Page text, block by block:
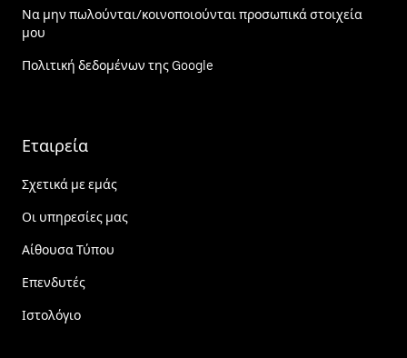
Να μην πωλούνται/κοινοποιούνται προσωπικά στοιχεία
μου
Πολιτική δεδομένων της Google
Εταιρεία
Σχετικά με εμάς
Οι υπηρεσίες μας
Αίθουσα Τύπου
Επενδυτές
Ιστολόγιο